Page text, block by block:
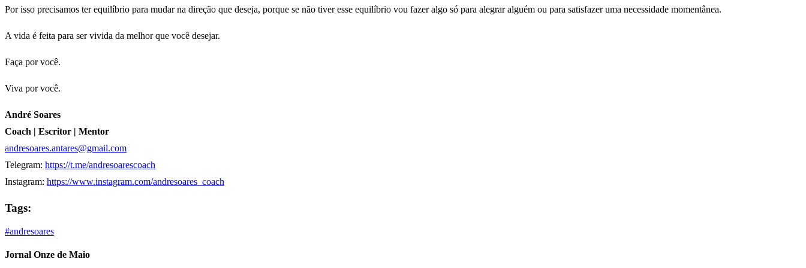
Por isso precisamos ter equilíbrio para mudar na direção que deseja, porque se não tiver esse equilíbrio vou fazer algo só para alegrar alguém ou para satisfazer uma necessidade momentânea.
A vida é feita para ser vivida da melhor que você desejar.
Faça por você.
Viva por você.
André Soares
Coach | Escritor | Mentor
andresoares.antares@gmail.com
Telegram: https://t.me/andresoarescoach
Instagram: https://www.instagram.com/andresoares_coach
Tags:
#andresoares
Jornal Onze de Maio